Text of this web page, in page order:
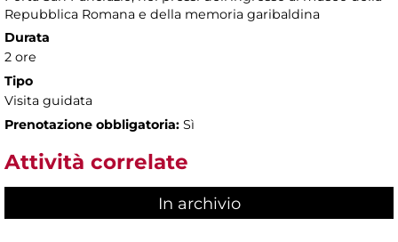
Repubblica Romana e della memoria garibaldina
Durata
2 ore
Tipo
Visita guidata
Prenotazione obbligatoria: Sì
Attività correlate
In archivio